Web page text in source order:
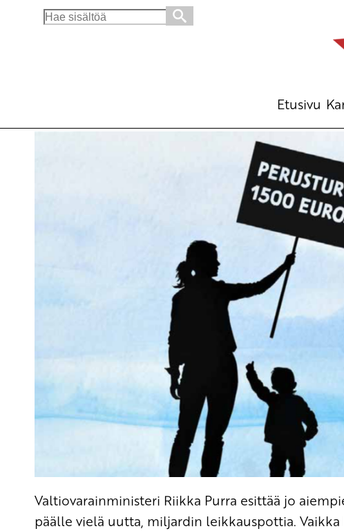
Search
Etusivu
Valtiovarainministeri Riikka Purra esittää jo
päälle vielä uutta, miljardin leikkauspottia.